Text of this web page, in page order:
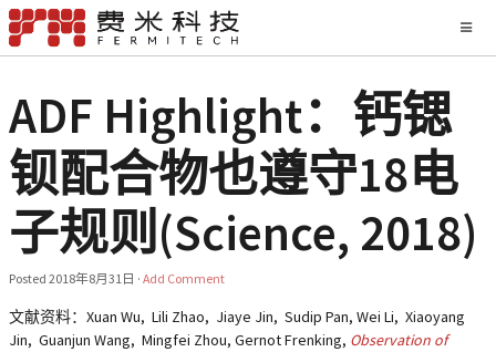
ADF Highlight：钙锶
钡配合物也遵守18电
子规则(Science, 2018)
Posted 2018年8月31日 · Add Comment
文献资料： Xuan Wu, Lili Zhao, Jiaye Jin, Sudip Pan, Wei Li, Xiaoyang
Jin, Guanjun Wang, Mingfei Zhou, Gernot Frenking, Observation of